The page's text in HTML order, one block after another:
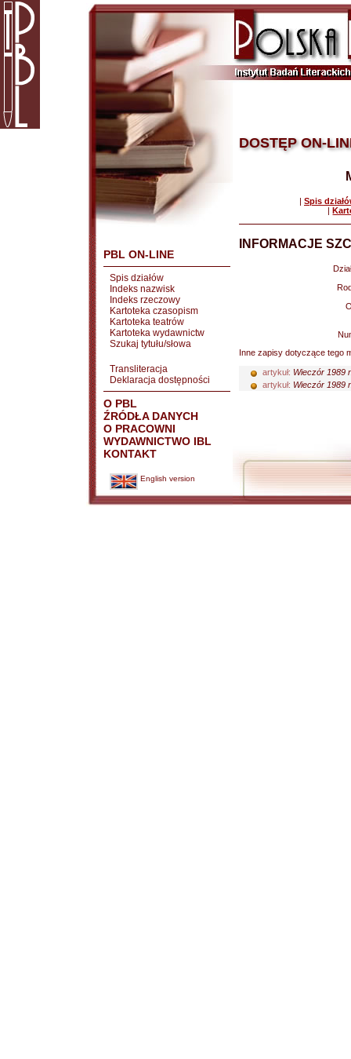
PBL ON-LINE
Spis działów
Indeks nazwisk
Indeks rzeczowy
Kartoteka czasopism
Kartoteka teatrów
Kartoteka wydawnictw
Szukaj tytułu/słowa
Transliteracja
Deklaracja dostępności
O PBL
ŹRÓDŁA DANYCH
O PRACOWNI
WYDAWNICTWO IBL
KONTAKT
English version
DOSTĘP ON-
| Spis
|
INFORMACJE
Inne zapisy dotyczące tego
artykuł: Wieczór 1989
artykuł: Wieczór 1989